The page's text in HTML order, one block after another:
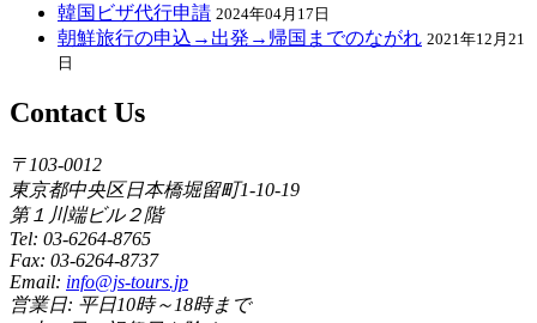
韓国ビザ代行申請 2024年04月17日
朝鮮旅行の申込→出発→帰国までのながれ 2021年12月21
日
Contact Us
〒103-0012
東京都中央区日本橋堀留町1-10-19
第１川端ビル２階
Tel: 03-6264-8765
Fax: 03-6264-8737
Email: info@js-tours.jp
営業日: 平日10時～18時まで